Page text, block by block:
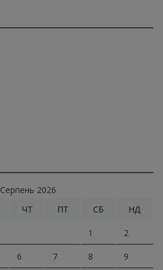
Серпень 2026
ЧТ ПТ СБ НД
1 2
6 7 8 9